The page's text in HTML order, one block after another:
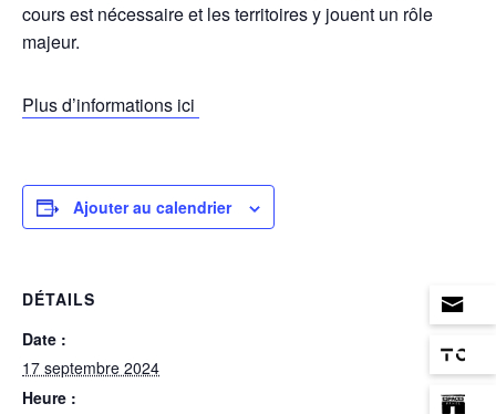
cours est nécessaire et les territoires y jouent un rôle
majeur.
Plus d’informations ici
Ajouter au calendrier
DÉTAILS
Date :
17 septembre 2024
Heure :